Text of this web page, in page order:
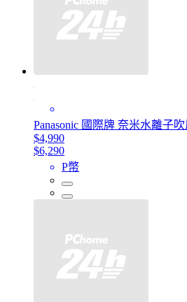
Panasonic 國際牌 奈米水離子
$4,990
$6,290
P幣